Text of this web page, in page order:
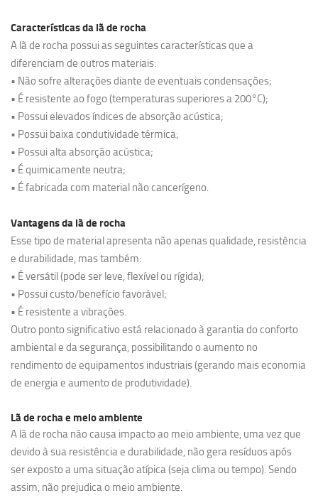
Características da lã de rocha
A lã de rocha possui as seguintes características que a
diferenciam de outros materiais:
• Não sofre alterações diante de eventuais condensações;
• É resistente ao fogo (temperaturas superiores a 200°C);
• Possui elevados índices de absorção acústica;
• Possui baixa condutividade térmica;
• Possui alta absorção acústica;
• É quimicamente neutra;
• É fabricada com material não cancerígeno.
Vantagens da lã de rocha
Esse tipo de material apresenta não apenas qualidade, resistência
e durabilidade, mas também:
• É versátil (pode ser leve, flexível ou rígida);
• Possui custo/benefício favorável;
• É resistente a vibrações.
Outro ponto significativo está relacionado à garantia do conforto
ambiental e da segurança, possibilitando o aumento no
rendimento de equipamentos industriais (gerando mais economia
de energia e aumento de produtividade).
Lã de rocha e meio ambiente
A lã de rocha não causa impacto ao meio ambiente, uma vez que
devido à sua resistência e durabilidade, não gera resíduos após
ser exposto a uma situação atípica (seja clima ou tempo). Sendo
assim, não prejudica o meio ambiente.